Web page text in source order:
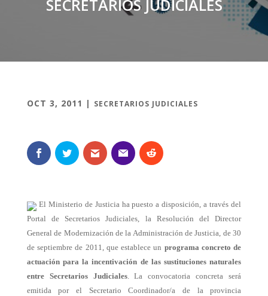
SECRETARIOS JUDICIALES
OCT 3, 2011 | SECRETARIOS JUDICIALES
El Ministerio de Justicia ha puesto a disposición, a través del
Portal de Secretarios Judiciales, la Resolución del Director
General de Modernización de la Administración de Justicia, de 30
de septiembre de 2011, que establece un programa concreto de
actuación para la incentivación de las sustituciones naturales
entre Secretarios Judiciales. La convocatoria concreta será
emitida por el Secretario Coordinador/a de la provincia